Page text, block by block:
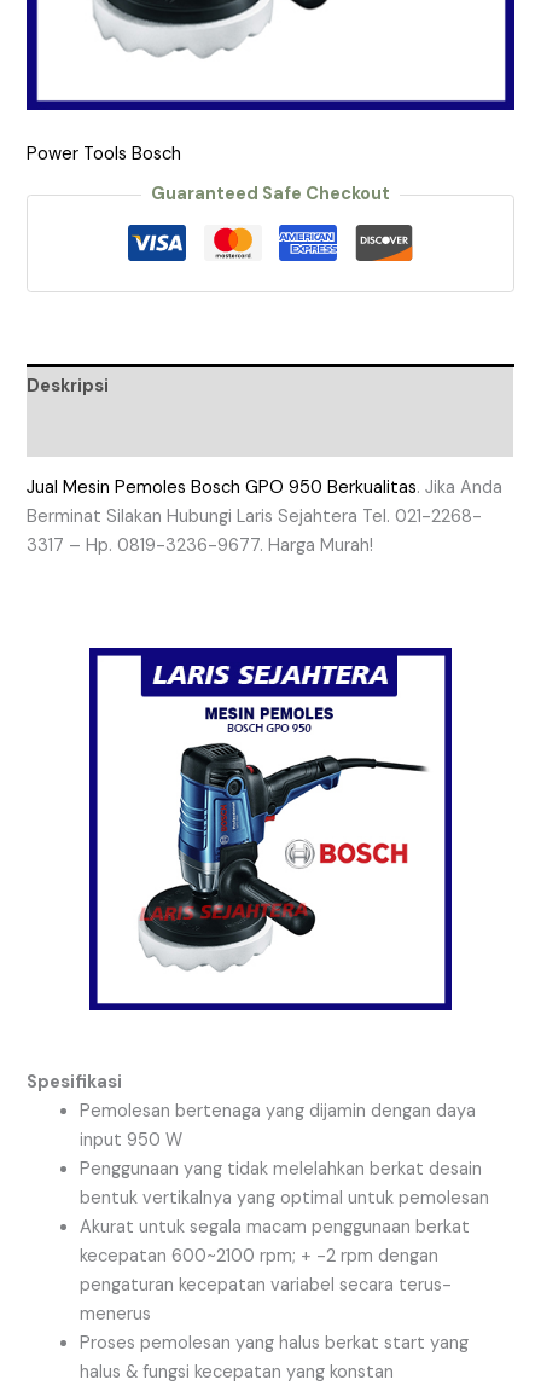
Power Tools Bosch
Guaranteed Safe Checkout
Deskripsi
Jual Mesin Pemoles Bosch GPO 950 Berkualitas. Jika Anda
Berminat Silakan Hubungi Laris Sejahtera Tel. 021-2268-
3317 – Hp. 0819-3236-9677. Harga Murah!
Spesifikasi
Pemolesan bertenaga yang dijamin dengan daya
input 950 W
Penggunaan yang tidak melelahkan berkat desain
bentuk vertikalnya yang optimal untuk pemolesan
Akurat untuk segala macam penggunaan berkat
kecepatan 600~2100 rpm; + -2 rpm dengan
pengaturan kecepatan variabel secara terus-
menerus
Proses pemolesan yang halus berkat start yang
halus & fungsi kecepatan yang konstan